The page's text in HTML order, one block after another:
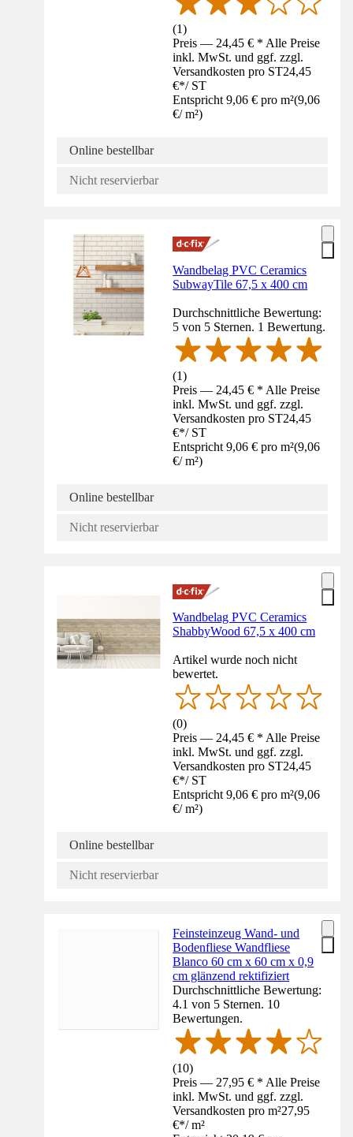
(1)
Preis — 24,45 € * Alle Preise
inkl. MwSt. und ggf. zzgl.
Versandkosten pro ST24,45
€*/ ST
Entspricht 9,06 € pro m²(9,06
€/ m²)
Online bestellbar
Nicht reservierbar
Wandbelag PVC Ceramics
SubwayTile 67,5 x 400 cm
Durchschnittliche Bewertung:
5 von 5 Sternen. 1 Bewertung.
(1)
Preis — 24,45 € * Alle Preise
inkl. MwSt. und ggf. zzgl.
Versandkosten pro ST24,45
€*/ ST
Entspricht 9,06 € pro m²(9,06
€/ m²)
Online bestellbar
Nicht reservierbar
Wandbelag PVC Ceramics
ShabbyWood 67,5 x 400 cm
Artikel wurde noch nicht
bewertet.
(0)
Preis — 24,45 € * Alle Preise
inkl. MwSt. und ggf. zzgl.
Versandkosten pro ST24,45
€*/ ST
Entspricht 9,06 € pro m²(9,06
€/ m²)
Online bestellbar
Nicht reservierbar
Feinsteinzeug Wand- und
Bodenfliese Wandfliese
Blanco 60 cm x 60 cm x 0,9
cm glänzend rektifiziert
Durchschnittliche Bewertung:
4.1 von 5 Sternen. 10
Bewertungen.
(10)
Preis — 27,95 € * Alle Preise
inkl. MwSt. und ggf. zzgl.
Versandkosten pro m²27,95
€*/ m²